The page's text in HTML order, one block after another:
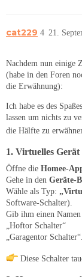
cat229 21.
4
Nachdem nun einige
(habe in den Foren
die Erwähnung):
Ich habe es des
lassen um nichts zu
die Hälfte zu
1. Virtuelles Gerät
Öffne die Homee-
Gehe in den Geräte-
Wähle als Typ:
Software-Schalter).
Gib ihm einen
„Hoftor Schalter“
„Garagentor Schalter“.
Diese Schalter